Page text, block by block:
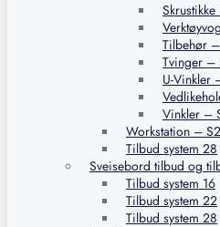
Tilbehør
Tvinger –
U-Vinkler
Vinkler –
Workstation –
Tilbud system 28
Sveisebord tilbud og
Tilbud system 16
Tilbud system 22
Tilbud system 28